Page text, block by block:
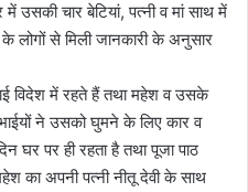
उसकी चार बेटियां, पत्नी व मां साथ में
लोगों से मिली जानकारी के अनुसार
विदेश में रहते हैं तथा महेश व उसके
ने उसको घुमने के लिए कार व
घर पर ही रहता है तथा पूजा पाठ
का अपनी पत्नी नीतू देवी के साथ